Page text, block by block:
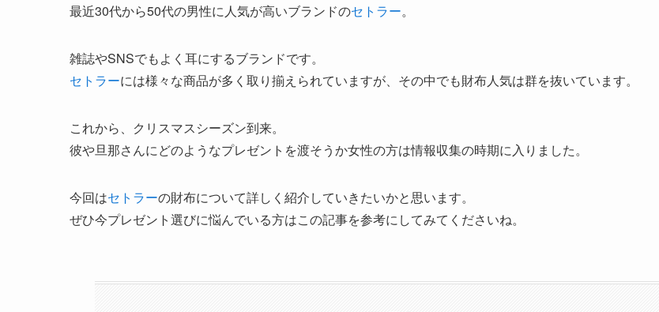
最近30代から50代の男性に人気が高いブランドのセトラー。
雑誌やSNSでもよく耳にするブランドです。
セトラーには様々な商品が多く取り揃えられていますが、その中でも財布人気は群を抜いています。
これから、クリスマスシーズン到来。
彼や旦那さんにどのようなプレゼントを渡そうか女性の方は情報収集の時期に入りました。
今回はセトラーの財布について詳しく紹介していきたいかと思います。
ぜひ今プレゼント選びに悩んでいる方はこの記事を参考にしてみてくださいね。